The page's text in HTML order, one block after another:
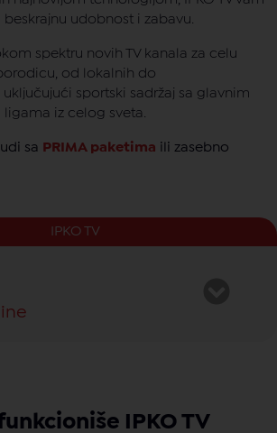
beskrajnu udobnost i zabavu.
spektru novih TV kanala za celu
od lokalnih do
sportski sadržaj sa glavnim
ligama iz celog sveta.
sa PRIMA paketima ili zasebno
IPKO TV
IPKO TV